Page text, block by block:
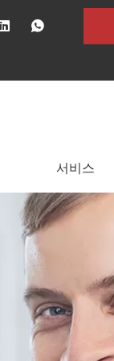
서비스